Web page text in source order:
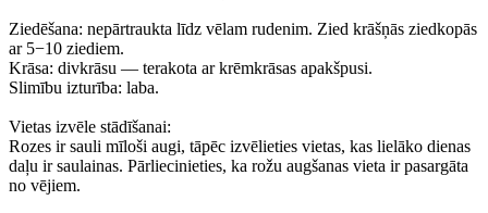
Ziedēšana: nepārtraukta līdz vēlam rudenim. Zied krāšņās ziedkopās
ar 5−10 ziediem.
Krāsa: divkrāsu — terakota ar krēmkrāsas apakšpusi.
Slimību izturība: laba.
Vietas izvēle stādīšanai:
Rozes ir sauli mīloši augi, tāpēc izvēlieties vietas, kas lielāko dienas
daļu ir saulainas. Pārliecinieties, ka rožu augšanas vieta ir pasargāta
no vējiem.